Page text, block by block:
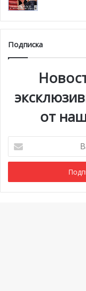
Подписка
от
Email
адрес